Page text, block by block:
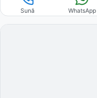
Sună WhatsApp